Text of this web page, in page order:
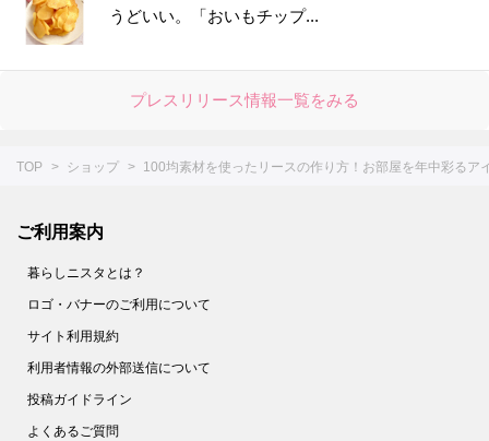
うどいい。「おいもチップ...
プレスリリース情報一覧をみる
TOP ショップ 100均素材を使ったリースの作り方！お部屋を年中彩るア
ご利用案内
暮らしニスタとは？
ロゴ・バナーのご利用について
サイト利用規約
利用者情報の外部送信について
投稿ガイドライン
よくあるご質問